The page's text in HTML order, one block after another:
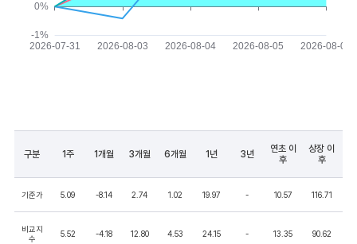
구분 1주 1개월 3개월 6개월 1년 3년
연초 이
후
상장 이
후
기준가 5.09 -8.14 2.74 1.02 19.97 - 10.57 116.71
비교지
수
5.52 -4.18 12.80 4.53 24.15 - 13.35 90.62